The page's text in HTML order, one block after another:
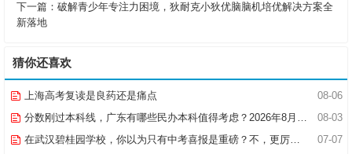
下一篇： 破解青少年专注力困境，狄耐克小狄优脑脑机培优解决方案全
新落地
猜你还喜欢
08-06
上海高考复读是良药还是痛点
08-03
分数刚过本科线，广东有哪些民办本科值得考虑？2026年8月报考指南
07-07
在武汉碧桂园学校，你以为只有中考喜报是重磅？不，更厉害的是幼小初（高）跨学段贯通培养项目！